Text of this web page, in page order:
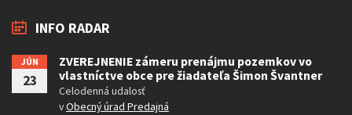
INFO RADAR
JÚN
23
ZVEREJNENIE zámeru prenájmu pozemkov vo
vlastníctve obce pre žiadateľa Šimon Švantner
Celodenná udalosť
vObecný úrad Predajná